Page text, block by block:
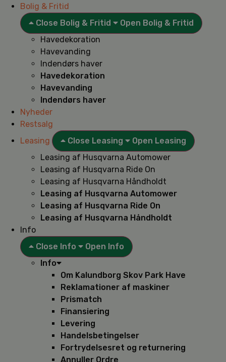
Bolig & Fritid
Close Bolig & Fritid
Open Bolig & Fritid
Havedekoration
Havevanding
Indendørs haver
Havedekoration
Havevanding
Indendørs haver
Nyheder
Restsalg
Leasing
Close Leasing
Open Leasing
Leasing af Husqvarna Automower
Leasing af Husqvarna Ride On
Leasing af Husqvarna Håndholdt
Leasing af Husqvarna Automower
Leasing af Husqvarna Ride On
Leasing af Husqvarna Håndholdt
Info
Close Info
Open Info
Info
Om Kalundborg Skov Park Have
Reklamationer af maskiner
Prismatch
Finansiering
Levering
Handelsbetingelser
Fortrydelsesret og returnering
Annuller Ordre